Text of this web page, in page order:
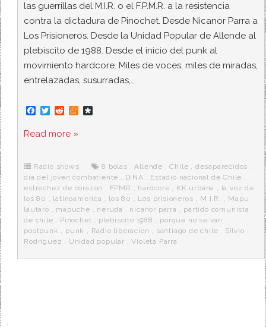
las guerrillas del M.I.R. o el F.P.M.R. a la resistencia
contra la dictadura de Pinochet. Desde Nicanor Parra a
Los Prisioneros. Desde la Unidad Popular de Allende al
plebiscito de 1988. Desde el inicio del punk al
movimiento hardcore. Miles de voces, miles de miradas,
entrelazadas, susurradas,…
F
c
e
o
k
T
i
t
r
R
d
d
M
e
r
a
Read more »
Radio shows 8 bolas ,Allende ,Chile , desaparecidos ,
dia del joven combatiente , DINA , Estadio nacional de Chile ,
estrechez de corazon , FPMR , hardcore , KK urbana , la voz de
los 80 , latinoamerica , los 80 , Los prisioneros , M.I.R. , Mapu
lautaro , mapuche , neruda , nicanor parra , partido comunista
de chile , Pinochet , plebiscito 1988 , porque no se van ,
postpunk , punk , Radio liberacion , santiago de chile , Silvio
Rodríguez , Unidad popular ,Violeta Parra